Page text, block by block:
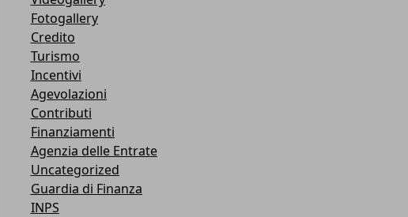
Fotogallery
Credito
Turismo
Incentivi
Agevolazioni
Contributi
Finanziamenti
Agenzia delle Entrate
Uncategorized
Guardia di Finanza
INPS